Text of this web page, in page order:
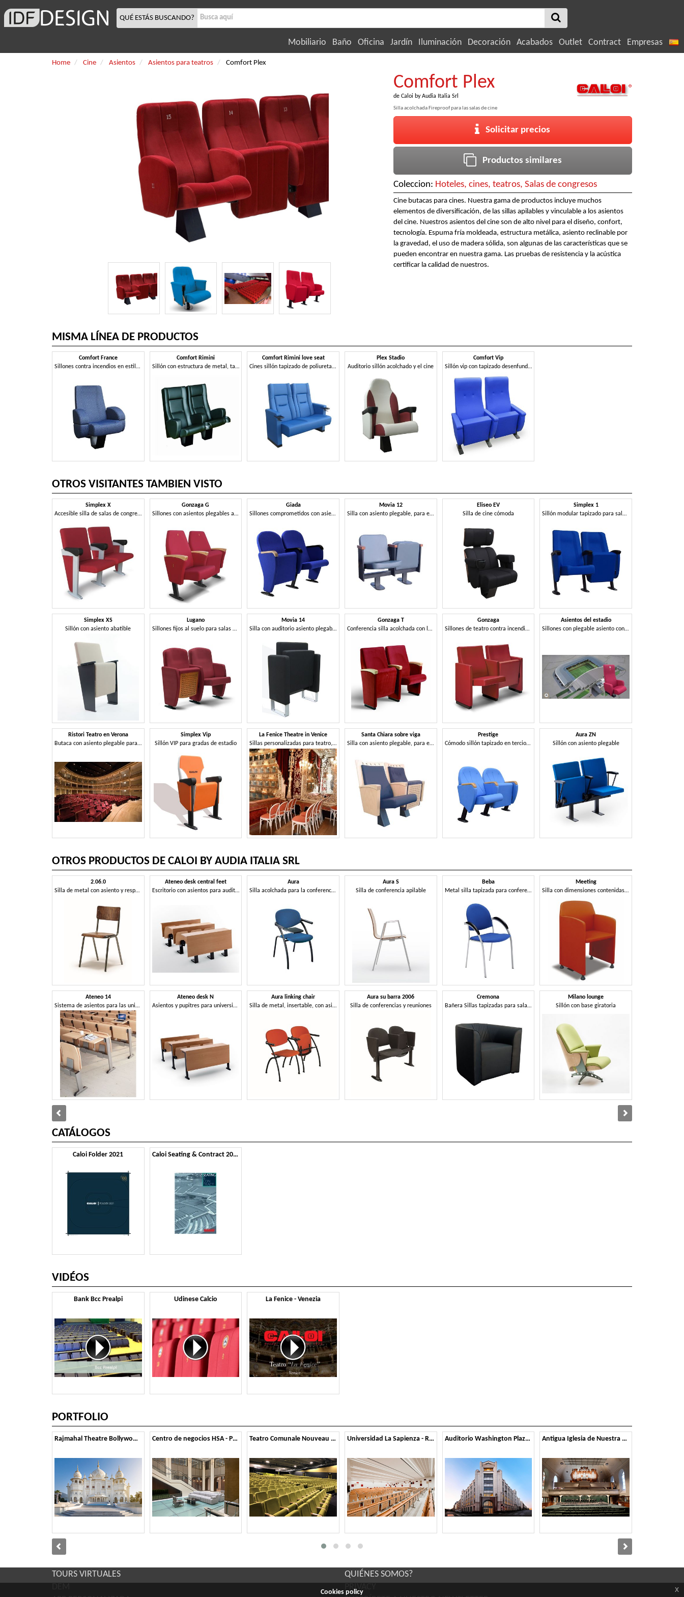
QUÉ ESTÁS BUSCANDO?
Mobiliario Baño Oficina Jardín Iluminación Decoración Acabados Outlet Contract Empresas
Home Cine Asientos Asientos para teatros Comfort Plex
Comfort Plex
de Caloi by Audia Italia Srl
Silla acolchada Fireproof para las salas de cine
Solicitar precios
Productos similares
Coleccion: Hoteles, cines, teatros, Salas de congresos
Cine butacas para cines. Nuestra gama de productos incluye muchos
elementos de diversificación, de las sillas apilables y vinculable a los asientos
del cine. Nuestros asientos del cine son de alto nivel para el diseño, confort,
tecnología. Espuma fría moldeada, estructura metálica, asiento reclinable por
la gravedad, el uso de madera sólida, son algunas de las características que se
pueden encontrar en nuestra gama. Las pruebas de resistencia y la acústica
certificar la calidad de nuestros.
MISMA LÍNEA DE PRODUCTOS
Comfort France
Sillones contra incendios en estilo moderno, para cines habitaciones
Comfort Rimini
Sillón con estructura de metal, tapizado, para salas multiplex
Comfort Rimini love seat
Cines sillón tapizado de poliuretano
Plex Stadio
Auditorio sillón acolchado y el cine
Comfort Vip
Sillón vip con tapizado desenfundable
OTROS VISITANTES TAMBIEN VISTO
Simplex X
Accesible silla de salas de congresos y auditorios
Gonzaga G
Sillones con asientos plegables adecuadas para salas de conferencia
Giada
Sillones comprometidos con asiento y respaldo tapizados
Movia 12
Silla con asiento plegable, para el teatro y el cine
Eliseo EV
Silla de cine cómoda
Simplex 1
Sillón modular tapizado para salas de cine
Simplex XS
Sillón con asiento abatible
Lugano
Sillones fijos al suelo para salas de conferencia
Movia 14
Silla con auditorio asiento plegable
Gonzaga T
Conferencia silla acolchada con los brazos cubiertos con madera
Gonzaga
Sillones de teatro contra incendios con un alto confort y diseño
Asientos del estadio
Sillones con plegable asiento con calefacción, para estadios
Ristori Teatro en Verona
Butaca con asiento plegable para teatros
Simplex Vip
Sillón VIP para gradas de estadio
La Fenice Theatre in Venice
Sillas personalizadas para teatro, La Fenice de Venecia
Santa Chiara sobre viga
Silla con asiento plegable, para el teatro y el cine
Prestige
Cómodo sillón tapizado en terciopelo
Aura ZN
Sillón con asiento plegable
OTROS PRODUCTOS DE CALOI BY AUDIA ITALIA SRL
2.06.0
Silla de metal con asiento y respaldo en madera, para las iglesias
Ateneo 14
Sistema de asientos para las universidades, en estilo moderno
Ateneo desk central feet
Escritorio con asientos para auditorio
Ateneo desk N
Asientos y pupitres para universidades
Aura
Silla acolchada para la conferencia con la tableta de la escritura
Aura linking chair
Silla de metal, insertable, con asiento abatible
Aura S
Silla de conferencia apilable
Aura su barra 2006
Silla de conferencias y reuniones
Beba
Metal silla tapizada para conferencias y reuniones
Cremona
Bañera Sillas tapizadas para salas de espera
Meeting
Silla con dimensiones contenidas para salas de reuniones
Milano lounge
Sillón con base giratoria
CATÁLOGOS
Caloi Folder 2021 Caloi Seating & Contract 2020
VIDÉOS
Bank Bcc Prealpi Udinese Calcio La Fenice - Venezia
PORTFOLIO
Rajmahal Theatre Bollywood Parks - Dubai Centro de negocios HSA - París Teatro Comunale Nouveau - Bolonia Universidad La Sapienza - Roma Auditorio Washington Plaza - París Antigua Iglesia de Nuestra Señora - Wernigerode
TOURS VIRTUALES
QUIÉNES SOMOS?
PRIVACY
Cookies policy x